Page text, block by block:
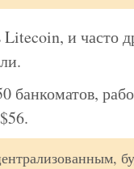
и часто
банкоматов,